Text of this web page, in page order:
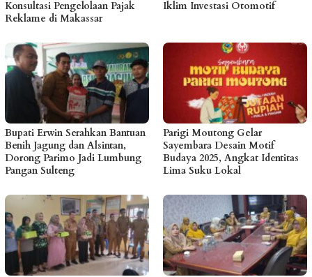
Konsultasi Pengelolaan Pajak
Reklame di Makassar
Iklim Investasi Otomotif
Bupati Erwin Serahkan Bantuan
Benih Jagung dan Alsintan,
Dorong Parimo Jadi Lumbung
Pangan Sulteng
Parigi Moutong Gelar
Sayembara Desain Motif
Budaya 2025, Angkat Identitas
Lima Suku Lokal